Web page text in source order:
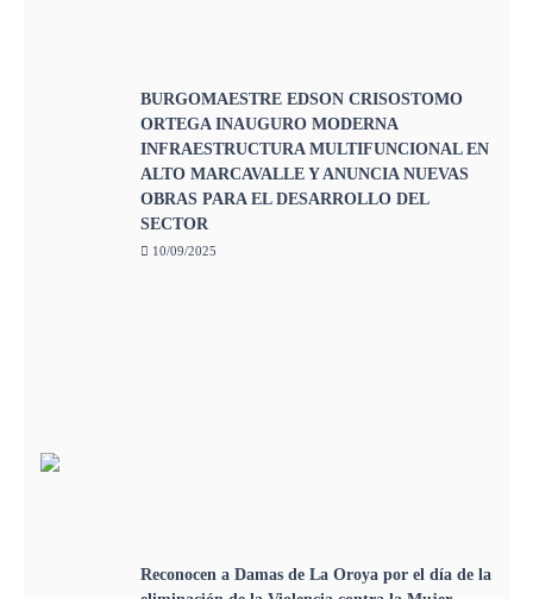
BURGOMAESTRE EDSON CRISOSTOMO
ORTEGA INAUGURO MODERNA
INFRAESTRUCTURA MULTIFUNCIONAL EN
ALTO MARCAVALLE Y ANUNCIA NUEVAS
OBRAS PARA EL DESARROLLO DEL
SECTOR
10/09/2025
Reconocen a Damas de La Oroya por el día de la